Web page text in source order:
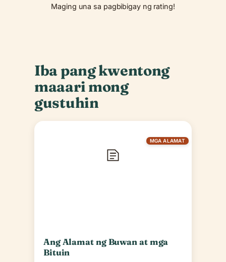
Maging una sa pagbibigay ng rating!
Iba pang kwentong
maaari mong
gustuhin
MGA ALAMAT
Ang Alamat ng Buwan at mga
Bituin